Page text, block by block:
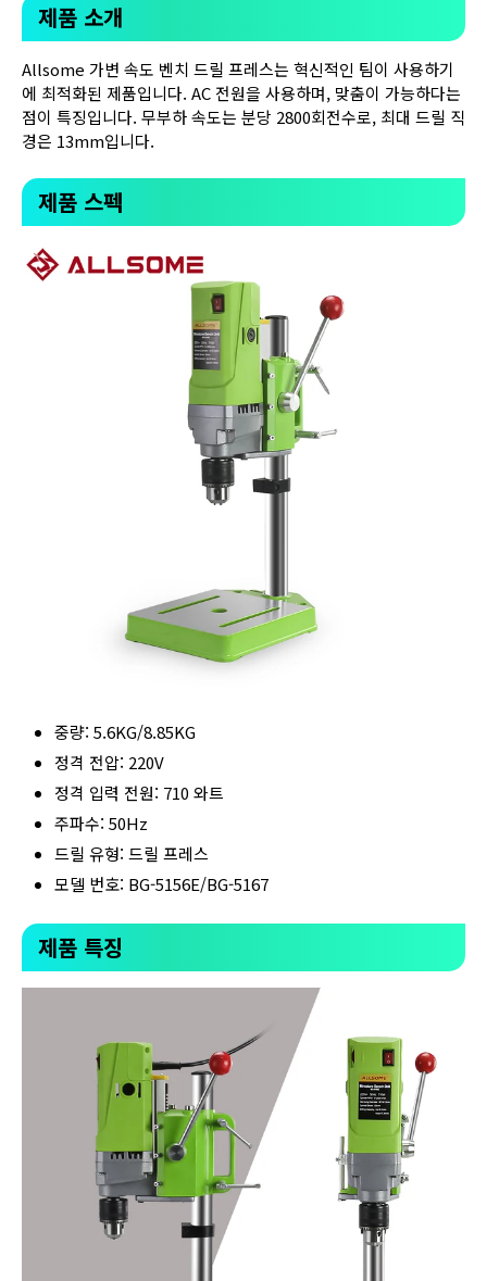
제품 소개
Allsome 가변 속도 벤치 드릴 프레스는 혁신적인 팀이 사용하기
에 최적화된 제품입니다. AC 전원을 사용하며, 맞춤이 가능하다는
점이 특징입니다. 무부하 속도는 분당 2800회전수로, 최대 드릴 직
경은 13mm입니다.
제품 스펙
중량: 5.6KG/8.85KG
정격 전압: 220V
정격 입력 전원: 710 와트
주파수: 50Hz
드릴 유형: 드릴 프레스
모델 번호: BG-5156E/BG-5167
제품 특징